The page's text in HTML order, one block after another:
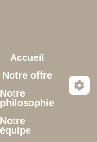
Accueil
Notre offre
Notre
philosophie
Notre
équipe